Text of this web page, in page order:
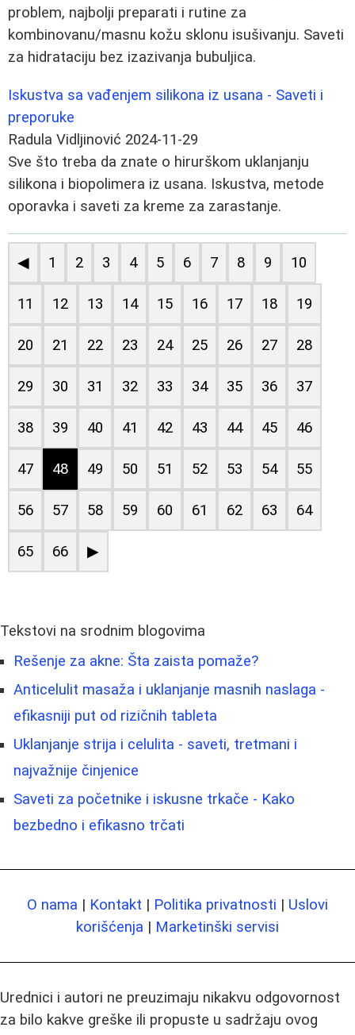
problem, najbolji preparati i rutine za
kombinovanu/masnu kožu sklonu isušivanju. Saveti
za hidrataciju bez izazivanja bubuljica.
Iskustva sa vađenjem silikona iz usana - Saveti i
preporuke
Radula Vidljinović 2024-11-29
Sve što treba da znate o hirurškom uklanjanju
silikona i biopolimera iz usana. Iskustva, metode
oporavka i saveti za kreme za zarastanje.
◀ 1 2 3 4 5 6 7 8 9 10
11 12 13 14 15 16 17 18 19
20 21 22 23 24 25 26 27 28
29 30 31 32 33 34 35 36 37
38 39 40 41 42 43 44 45 46
47 48 49 50 51 52 53 54 55
56 57 58 59 60 61 62 63 64
65 66 ▶
Tekstovi na srodnim blogovima
Rešenje za akne: Šta zaista pomaže?
Anticelulit masaža i uklanjanje masnih naslaga -
efikasniji put od rizičnih tableta
Uklanjanje strija i celulita - saveti, tretmani i
najvažnije činjenice
Saveti za početnike i iskusne trkače - Kako
bezbedno i efikasno trčati
O nama | Kontakt | Politika privatnosti | Uslovi
korišćenja | Marketinški servisi
Urednici i autori ne preuzimaju nikakvu odgovornost
za bilo kakve greške ili propuste u sadržaju ovog